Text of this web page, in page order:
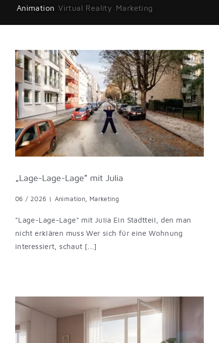
Animation Virtual Reality Marketing
„Lage-Lage-Lage“ mit Julia
06 / 2026 | Animation, Marketing
"Lage-Lage-Lage" mit Julia Ein Stadtteil, den man
nicht erklären muss Wer sich für eine Wohnung
interessiert, schaut [...]